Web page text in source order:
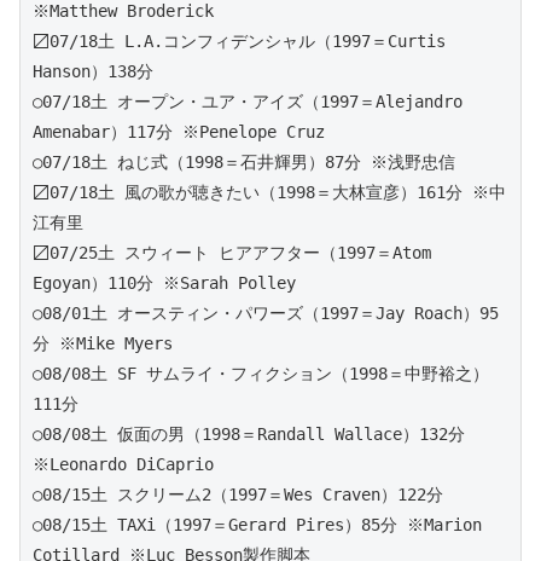
※Matthew Broderick
〼07/18土 L.A.コンフィデンシャル（1997＝Curtis
Hanson）138分
○07/18土 オープン・ユア・アイズ（1997＝Alejandro
Amenabar）117分 ※Penelope Cruz
○07/18土 ねじ式（1998＝石井輝男）87分 ※浅野忠信
〼07/18土 風の歌が聴きたい（1998＝大林宣彦）161分 ※中
江有里
〼07/25土 スウィート ヒアアフター（1997＝Atom
Egoyan）110分 ※Sarah Polley
○08/01土 オースティン・パワーズ（1997＝Jay Roach）95
分 ※Mike Myers
○08/08土 SF サムライ・フィクション（1998＝中野裕之）
111分
○08/08土 仮面の男（1998＝Randall Wallace）132分
※Leonardo DiCaprio
○08/15土 スクリーム2（1997＝Wes Craven）122分
○08/15土 TAXi（1997＝Gerard Pires）85分 ※Marion
Cotillard ※Luc Besson製作脚本